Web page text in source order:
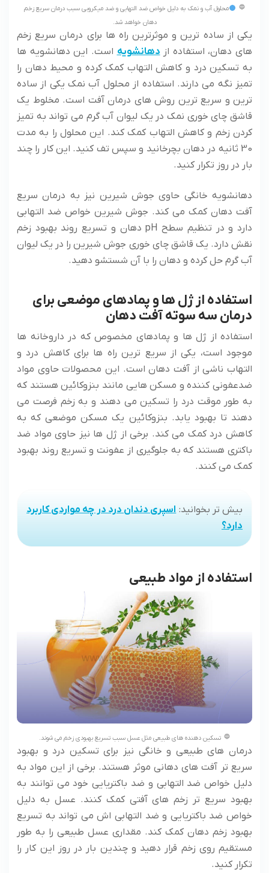
محلول آب و نمک به دلیل خواص ضد التهابی و ضد میکروبی سبب درمان سریع زخم
دهان خواهد شد.
یکی از ساده ترین و موثرترین راه ها برای درمان سریع زخم
های دهان، استفاده از دهانشویه است. این دهانشویه ها
به تسکین درد و کاهش التهاب کمک کرده و محیط دهان را
تمیز نگه می دارند. استفاده از محلول آب نمک یکی از ساده
ترین و سریع ترین روش های درمان آفت است. مخلوط یک
قاشق چای خوری نمک در یک لیوان آب گرم می تواند به تمیز
کردن زخم و کاهش التهاب کمک کند. این محلول را به مدت
30 ثانیه در دهان بچرخانید و سپس تف کنید. این کار را چند
بار در روز تکرار کنید.
دهانشویه خانگی حاوی جوش شیرین نیز به درمان سریع
آفت دهان کمک می کند. جوش شیرین خواص ضد التهابی
دارد و در تنظیم سطح pH دهان و تسریع روند بهبود زخم
نقش دارد. یک قاشق چای خوری جوش شیرین را در یک لیوان
آب گرم حل کرده و دهان را با آن شستشو دهید.
استفاده از ژل ها و پمادهای موضعی برای
درمان سه سوته آفت دهان
استفاده از ژل ها و پمادهای مخصوص که در داروخانه ها
موجود است، یکی از سریع ترین راه ها برای کاهش درد و
التهاب ناشی از آفت دهان است. این محصولات حاوی مواد
ضدعفونی کننده و مسکن هایی مانند بنزوکائین هستند که
به طور موقت درد را تسکین می دهند و به زخم فرصت می
دهند تا بهبود یابد. بنزوکائین یک مسکن موضعی که به
کاهش درد کمک می کند. برخی از ژل ها نیز حاوی مواد ضد
باکتری هستند که به جلوگیری از عفونت و تسریع روند بهبود
کمک می کنند.
بیش تر بخوانید: اسپری دندان درد در چه مواردی کاربرد
دارد؟
استفاده از مواد طبیعی
تسکین دهنده های طبیعی مثل عسل سبب تسریع بهبودی زخم می شوند.
درمان های طبیعی و خانگی نیز برای تسکین درد و بهبود
سریع تر آفت های دهانی موثر هستند. برخی از این مواد به
دلیل خواص ضد التهابی و ضد باکتریایی خود می توانند به
بهبود سریع تر زخم های آفتی کمک کنند. عسل به دلیل
خواص ضد باکتریایی و ضد التهابی اش می تواند به تسریع
بهبود زخم دهان کمک کند. مقداری عسل طبیعی را به طور
مستقیم روی زخم قرار دهید و چندین بار در روز این کار را
تکرار کنید.